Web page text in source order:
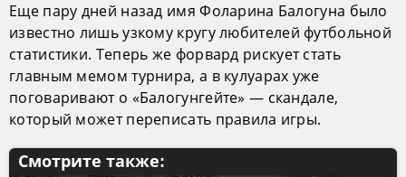
Еще пару дней назад имя Фоларина Балогуна было
известно лишь узкому кругу любителей футбольной
статистики. Теперь же форвард рискует стать
главным мемом турнира, а в кулуарах уже
поговаривают о «Балогунгейте» — скандале,
который может переписать правила игры.
Смотрите также: